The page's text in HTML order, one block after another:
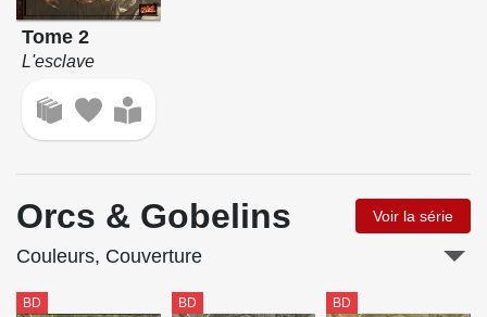
Tome 2
L'esclave
Orcs & Gobelins Voir la série
Couleurs, Couverture
BD BD BD